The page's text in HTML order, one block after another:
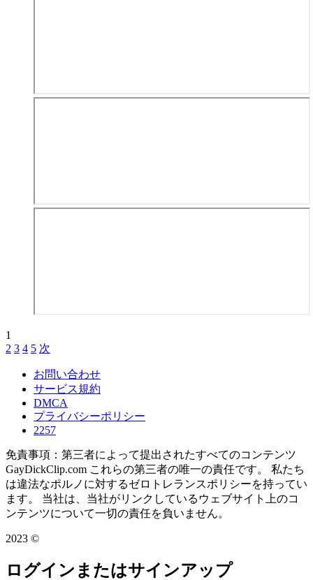
1
2 3 4 5 次
お問い合わせ
サービス規約
DMCA
プライバシーポリシー
2257
免責事項：第三者によって提出されたすべてのコンテンツ
GayDickClip.com これらの第三者の唯一の責任です。 私たち
は違法なポルノに対するゼロトレランスポリシーを持ってい
ます。 当社は、当社がリンクしているウェブサイト上のコ
ンテンツについて一切の責任を負いません。
2023 ©
ログインまたはサインアップ